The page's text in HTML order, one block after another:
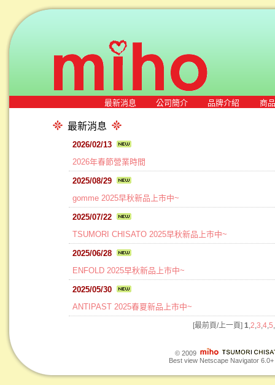
最新消息 公司簡介 品牌介紹 商
最新消息
2026/02/13
2026年春節營業時間
2025/08/29
gomme 2025早秋新品上市中~
2025/07/22
TSUMORI CHISATO 2025早秋新品上市中~
2025/06/28
ENFOLD 2025早秋新品上市中~
2025/05/30
ANTIPAST 2025春夏新品上市中~
[最前頁/上一頁] 1 2 3 4 5
© 2009
Best view Netscape Navigator